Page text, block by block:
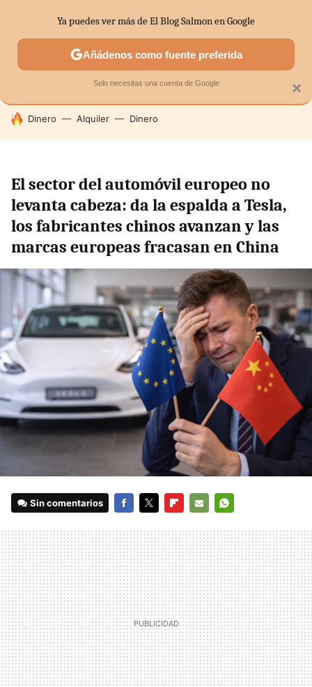
SECTORES ECONOMÍA DOMÉSTICA MERCADOS
HOY SE HABLA DE
Dinero Alquiler Dinero
El sector del automóvil europeo no
levanta cabeza: da la espalda a Tesla,
los fabricantes chinos avanzan y las
marcas europeas fracasan en China
Sin comentarios
MAIL
×
Ya puedes ver más de El Blog Salmon en Google
Añádenos como fuente preferida
Solo necesitas una cuenta de Google